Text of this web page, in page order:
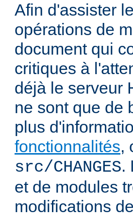
Afin d'assister
opérations de
document qui
critiques à
déjà le serveur
ne sont que de
plus
fonctionnalités,
src/CHANGES.
et de modules
modifications